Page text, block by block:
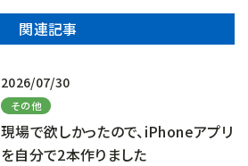
関連記事
2026/07/30
その他
現場で欲しかったので、iPhoneアプリ
を自分で2本作りました